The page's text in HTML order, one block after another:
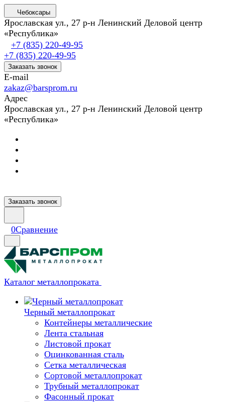
Чебоксары
Ярославская ул., 27 р-н Ленинский Деловой центр
«Республика»
+7 (835) 220-49-95
+7 (835) 220-49-95
Заказать звонок
E-mail
zakaz@barsprom.ru
Адрес
Ярославская ул., 27 р-н Ленинский Деловой центр
«Республика»
Заказать звонок
0Сравнение
Каталог металлопроката
Черный металлопрокат
Контейнеры металлические
Лента стальная
Листовой прокат
Оцинкованная сталь
Сетка металлическая
Сортовой металлопрокат
Трубный металлопрокат
Фасонный прокат